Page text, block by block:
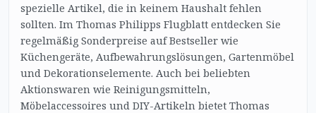
spezielle Artikel, die in keinem Haushalt fehlen
sollten. Im Thomas Philipps Flugblatt entdecken Sie
regelmäßig Sonderpreise auf Bestseller wie
Küchengeräte, Aufbewahrungslösungen, Gartenmöbel
und Dekorationselemente. Auch bei beliebten
Aktionswaren wie Reinigungsmitteln,
Möbelaccessoires und DIY-Artikeln bietet Thomas